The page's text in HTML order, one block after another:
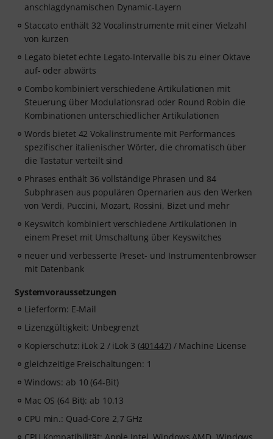
anschlagdynamischen Dynamic-Layern
Staccato enthält 32 Vocalinstrumente mit einer Vielzahl
von kurzen
Legato bietet echte Legato-Intervalle bis zu einer Oktave
auf- oder abwärts
Combo kombiniert verschiedene Artikulationen mit
Steuerung über Modulationsrad oder Round Robin die
Kombinationen unterschiedlicher Artikulationen
Words bietet 42 Vokalinstrumente mit Performances
spezifischer italienischer Wörter, die chromatisch über
die Tastatur verteilt sind
Phrases enthält 36 vollständige Phrasen und 84
Subphrasen aus populären Opernarien aus den Werken
von Verdi, Puccini, Mozart, Rossini, Bizet und mehr
Keyswitch kombiniert verschiedene Artikulationen in
einem Preset mit Umschaltung über Keyswitches
neuer und verbesserte Preset- und Instrumentenbrowser
mit Datenbank
Systemvoraussetzungen
Lieferform: E-Mail
Lizenzgültigkeit: Unbegrenzt
Kopierschutz: iLok 2 / iLok 3 (401447) / Machine License
gleichzeitige Freischaltungen: 1
Windows: ab 10 (64-Bit)
Mac OS (64 Bit): ab 10.13
CPU min.: Quad-Core 2,7 GHz